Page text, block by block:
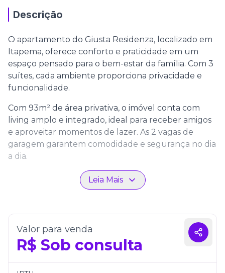
Descrição
O apartamento do Giusta Residenza, localizado em
Itapema, oferece conforto e praticidade em um
espaço pensado para o bem-estar da família. Com 3
suítes, cada ambiente proporciona privacidade e
funcionalidade.
Com 93m² de área privativa, o imóvel conta com
living amplo e integrado, ideal para receber amigos
e aproveitar momentos de lazer. As 2 vagas de
garagem garantem comodidade e segurança no dia
a dia.
Com 179m² de área total, o apartamento une
elegância e qualidade, tornando o Giusta Residenza
de Itapema.
Leia Mais
Valor para venda
R$ Sob consulta